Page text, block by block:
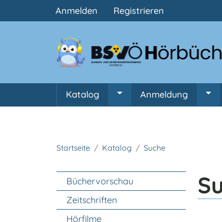
Benutzermenü
Anmelden Registrieren
Hauptnavigation
Katalog Untermenü von Katalog
Anmeldung
Startseite Katalog Suche
Unter Navigation
Büchervorschau
Zeitschriften
Hörfilme